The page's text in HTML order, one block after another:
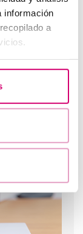
información
a